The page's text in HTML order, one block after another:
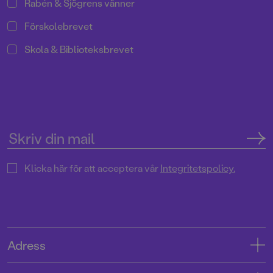
Rabén & Sjögrens vänner
Förskolebrevet
Skola & Biblioteksbrevet
Klicka här för att acceptera vårIntegritetspolicy.
Adress